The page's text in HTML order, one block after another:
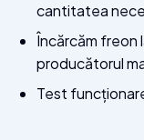
cantitatea
Încărcăm freon
producătorul
Test